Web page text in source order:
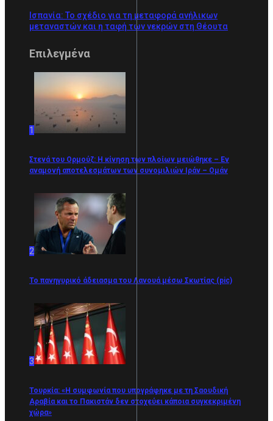
Ισπανία: Το σχέδιο για τη μεταφορά ανήλικων
μεταναστών και η ταφή των νεκρών στη Θέουτα
Επιλεγμένα
1
Στενά του Ορμούζ: Η κίνηση των πλοίων μειώθηκε – Εν
αναμονή αποτελεσμάτων των συνομιλιών Ιράν – Ομάν
2
Το πανηγυρικό άδειασμα του Λανουά μέσω Σκωτίας (pic)
3
Τουρκία: «Η συμφωνία που υπογράφηκε με τη Σαουδική
Αραβία και το Πακιστάν δεν στοχεύει κάποια συγκεκριμένη
χώρα»